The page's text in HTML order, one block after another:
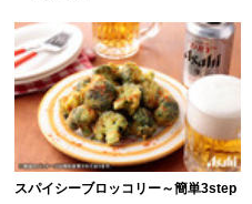
スパイシーブロッコリー～簡単3step